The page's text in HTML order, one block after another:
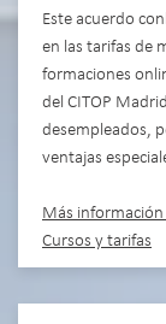
Este acuerdo
en las tarifas de
formaciones
del CITOP
desempleados,
ventajas
Más información
Cursos y tarifas